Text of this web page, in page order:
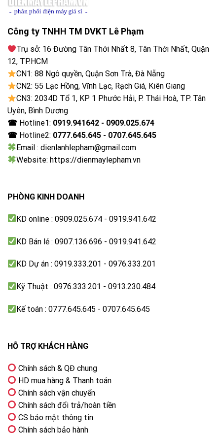
Chất lượng hình ảnh của GoWithMe
P2152J-MA ra sao?
Sản phẩm có công nghệ màn hình IPS mang lại chất
lượng hình ảnh có độ chính xác cao và chân thực nhất.
Mình hình với kích thước 22 inch và độ phân giải Full
HD, đây là kích thước phù hợp để sử dùng và cũng
không quá cồng kềnh khi di chuyển. Độ phủ màu 100%
sRGB mang tới khả năng tái tạo màu sắc đáp ứng
ảnh hiện chị rõ ràng, chuyển động mượt mà, tăng trải
thoại, máy tính thì đừng lo vì GoWithMe P2152J-MA
có hại cho mắt, không bị mỏi mắt kể cả khi sử dụng
Công ty TNHH TM DVKT Lê Phạm
Trụ sở: 16 Đường Tân Thới Nhất 8, Tân Thới Nhất, Quận
12, TP.HCM
CN1: 88 Ngô quyền, Quận Sơn Trà, Đà Nẵng
CN2: 55 Lạc Hồng, Vĩnh Lạc, Rạch Giá, Kiên Giang
CN3: 2034D Tổ 1, KP 1 Phước Hải, P. Thái Hoà, TP. Tân
Uyên, Bình Dương
☎ Hotline1: 0919.941642 - 0909.025.674
☎ Hotline2: 0777.645.645 - 0707.645.645
Email : dienlanhlepham@gmail.com
Website: https://dienmaylepham.vn
PHÒNG KINH DOANH
KD online : 0909.025.674 - 0919.941.642
KD Bán lẻ : 0907.136.696 - 0919.941.642
KD Dự án : 0919.333.201 - 0976.333.201
Kỹ Thuật : 0976.333.201 - 0913.230.484
Kế toán : 0777.645.645 - 0707.645.645
HỖ TRỢ KHÁCH HÀNG
Chính sách & QĐ chung
HD mua hàng & Thanh toán
Chính sách vận chuyển
Chính sách đổi trả/hoàn tiền
CS bảo mật thông tin
Chính sách bảo hành